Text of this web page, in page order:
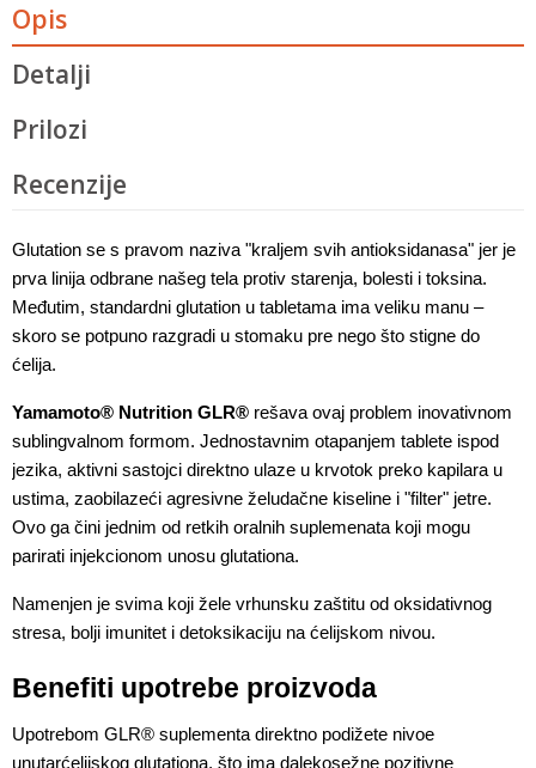
Opis
Detalji
Prilozi
Recenzije
Glutation se s pravom naziva "kraljem svih antioksidanasa" jer je
prva linija odbrane našeg tela protiv starenja, bolesti i toksina.
Međutim, standardni glutation u tabletama ima veliku manu –
skoro se potpuno razgradi u stomaku pre nego što stigne do
ćelija.
Yamamoto® Nutrition GLR® rešava ovaj problem inovativnom
sublingvalnom formom. Jednostavnim otapanjem tablete ispod
jezika, aktivni sastojci direktno ulaze u krvotok preko kapilara u
ustima, zaobilazeći agresivne želudačne kiseline i "filter" jetre.
Ovo ga čini jednim od retkih oralnih suplemenata koji mogu
parirati injekcionom unosu glutationa.
Namenjen je svima koji žele vrhunsku zaštitu od oksidativnog
stresa, bolji imunitet i detoksikaciju na ćelijskom nivou.
Benefiti upotrebe proizvoda
Upotrebom GLR® suplementa direktno podižete nivoe
unutarćelijskog glutationa, što ima dalekosežne pozitivne